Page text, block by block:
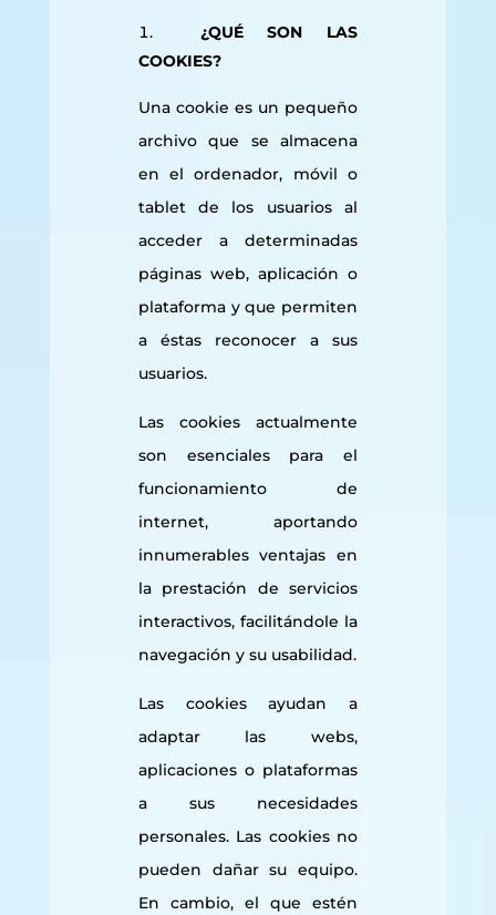
¿QUÉ SON LAS
COOKIES?
Una cookie es un pequeño
archivo que se almacena
en el ordenador, móvil o
tablet de los usuarios al
acceder a determinadas
páginas web, aplicación o
plataforma y que permiten
a éstas reconocer a sus
usuarios.
Las cookies actualmente
son esenciales para el
funcionamiento de
internet, aportando
innumerables ventajas en
la prestación de servicios
interactivos, facilitándole la
navegación y su usabilidad.
Las cookies ayudan a
adaptar las webs,
aplicaciones o plataformas
a sus necesidades
personales. Las cookies no
pueden dañar su equipo.
En cambio, el que estén